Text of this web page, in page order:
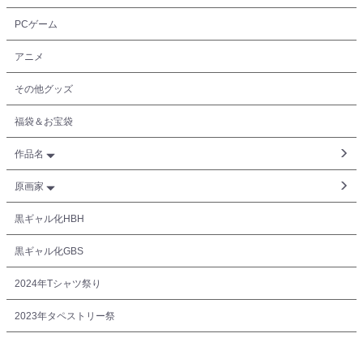
PCゲーム
アニメ
その他グッズ
福袋＆お宝袋
作品名
原画家
黒ギャル化HBH
黒ギャル化GBS
2024年Tシャツ祭り
2023年タペストリー祭